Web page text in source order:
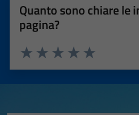
Quanto sono chiare le
pagina?
Valuta 5
Valuta 4 stelle su
Valuta 3 stelle su 5
Valuta 2 stelle su 5
Valuta 1 stelle su 5